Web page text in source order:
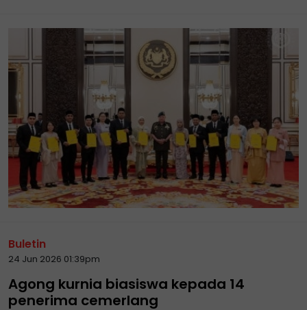
Buletin
24 Jun 2026 01:39pm
Agong kurnia biasiswa kepada 14
penerima cemerlang